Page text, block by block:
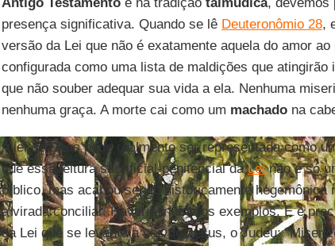
presença significativa. Quando se lê Deuteronômio 28,
versão da Lei que não é exatamente aquela do amor
configurada como uma lista de maldições que atingirão
que não souber adequar sua vida a ela. Nenhuma
nenhuma graça. A morte cai como um machadona
A lei de Deus pode realmente ser representada como
que essa leitura sacrificial-penitencial daLeinão é só
bíblico, mas acabou sendo historicamente hegemônica
a virada conciliar. Haveria inúmeros exemplos. E é
da Lei que se levanta a voz de Jesus, o Judeu: